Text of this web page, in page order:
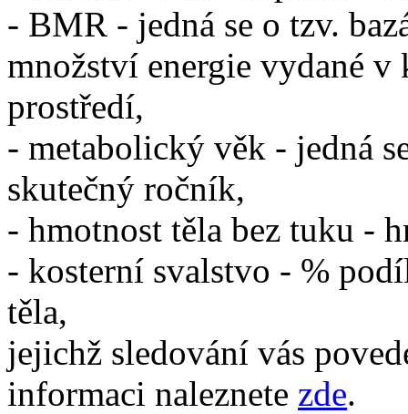
- BMR - jedná se o tzv.
množství energie vydané
prostředí,
- metabolický věk - jedná
skutečný ročník,
- hmotnost těla bez tuku -
- kosterní svalstvo - %
těla,
jejichž sledování vás
informaci naleznete zde.